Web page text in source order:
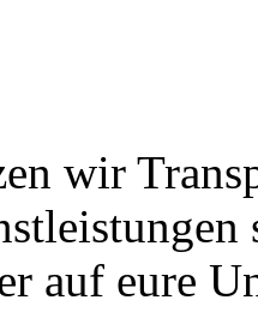
wir
auf eure